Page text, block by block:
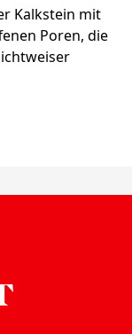
Kalkstein mit
Poren, die